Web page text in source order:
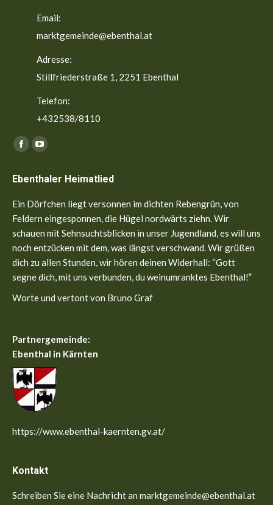
Email:
marktgemeinde@ebenthal.at
Adresse:
Stillfriederstraße 1, 2251 Ebenthal
Telefon:
+432538/8110
Finden Sie uns auf:
Facebook
opens
in
new
window
YouTube
opens
in
new
window
Ebenthaler Heimatlied
Ein Dörfchen liegt versonnen im dichten Rebengrün, von
Feldern eingesponnen, die Hügel nordwärts ziehn. Wir
schauen mit Sehnsuchtsblicken in unser Jugendland, es will uns
noch entzücken mit dem, was längst verschwand. Wir grüßen
dich zu allen Stunden, wir hören deinen Widerhall: “Gott
segne dich, mit uns verbunden, du weinumranktes Ebenthal!”
Worte und vertont von Bruno Graf
Partnergemeinde:
Ebenthal in Kärnten
https://www.ebenthal-kaernten.gv.at/
Kontakt
Schreiben Sie eine Nachricht an marktgemeinde@ebenthal.at